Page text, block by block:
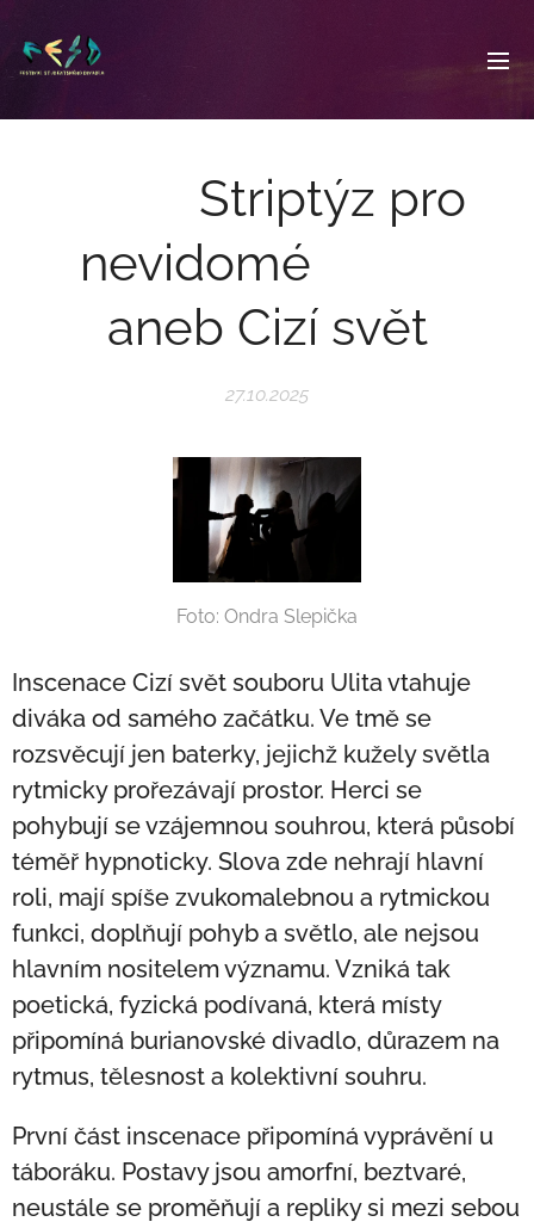
Striptýz pro
nevidomé
aneb Cizí svět
27.10.2025
Foto: Ondra Slepička
Inscenace Cizí svět souboru Ulita vtahuje
diváka od samého začátku. Ve tmě se
rozsvěcují jen baterky, jejichž kužely světla
rytmicky prořezávají prostor. Herci se
pohybují se vzájemnou souhrou, která působí
téměř hypnoticky. Slova zde nehrají hlavní
roli, mají spíše zvukomalebnou a rytmickou
funkci, doplňují pohyb a světlo, ale nejsou
hlavním nositelem významu. Vzniká tak
poetická, fyzická podívaná, která místy
připomíná burianovské divadlo, důrazem na
rytmus, tělesnost a kolektivní souhru.
První část inscenace připomíná vyprávění u
táboráku. Postavy jsou amorfní, beztvaré,
neustále se proměňují a repliky si mezi sebou